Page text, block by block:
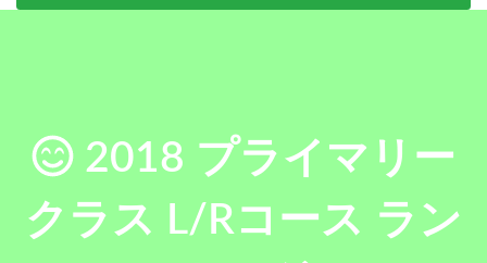
2018 プライマリー
クラス L/Rコース ラン